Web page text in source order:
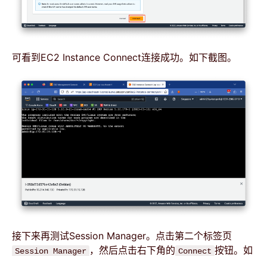
可看到EC2 Instance Connect连接成功。如下截图。
接下来再测试Session Manager。点击第二个标签页
Session Manager ，然后点击右下角的 Connect 按钮。如